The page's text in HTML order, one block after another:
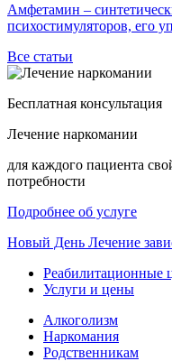
Амфетамин –
психостимуляторов, его
Все статьи
Бесплатная консультация
Лечение наркомании
для каждого пациента
потребности
Подробнее об услуге
Новый День Лечение
Реабилитационные
Услуги и цены
Алкоголизм
Наркомания
Родственникам